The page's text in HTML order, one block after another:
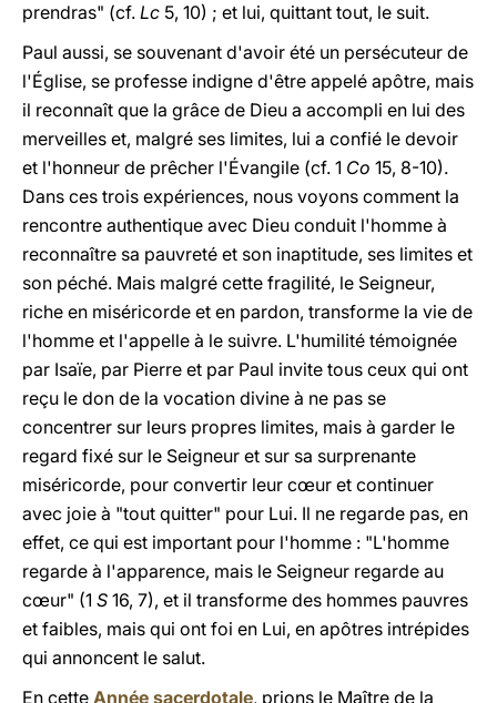
prendras" (cf. Lc 5, 10) ; et lui, quittant tout, le suit.
Paul aussi, se souvenant d'avoir été un persécuteur de
l'Église, se professe indigne d'être appelé apôtre, mais
il reconnaît que la grâce de Dieu a accompli en lui des
merveilles et, malgré ses limites, lui a confié le devoir
et l'honneur de prêcher l'Évangile (cf. 1 Co 15, 8-10).
Dans ces trois expériences, nous voyons comment la
rencontre authentique avec Dieu conduit l'homme à
reconnaître sa pauvreté et son inaptitude, ses limites et
son péché. Mais malgré cette fragilité, le Seigneur,
riche en miséricorde et en pardon, transforme la vie de
l'homme et l'appelle à le suivre. L'humilité témoignée
par Isaïe, par Pierre et par Paul invite tous ceux qui ont
reçu le don de la vocation divine à ne pas se
concentrer sur leurs propres limites, mais à garder le
regard fixé sur le Seigneur et sur sa surprenante
miséricorde, pour convertir leur cœur et continuer
avec joie à "tout quitter" pour Lui. Il ne regarde pas, en
effet, ce qui est important pour l'homme : "L'homme
regarde à l'apparence, mais le Seigneur regarde au
cœur" (1 S 16, 7), et il transforme des hommes pauvres
et faibles, mais qui ont foi en Lui, en apôtres intrépides
qui annoncent le salut.
En cette Année sacerdotale, prions le Maître de la